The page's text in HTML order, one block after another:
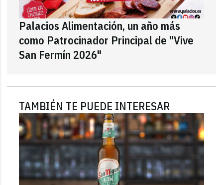
Palacios Alimentación, un año más
como Patrocinador Principal de "Vive
San Fermín 2026"
TAMBIÉN TE PUEDE INTERESAR